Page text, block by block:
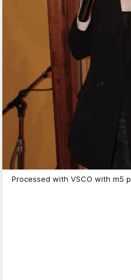
Processed with VSCO with m5